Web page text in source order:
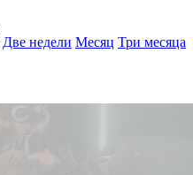
Две недели Месяц Три месяца